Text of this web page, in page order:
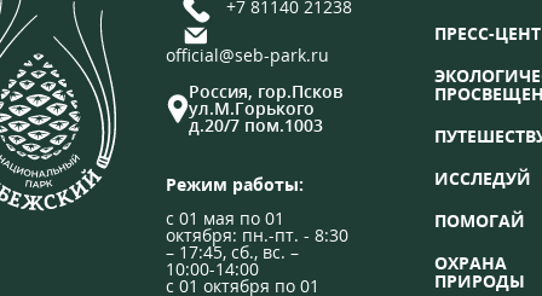
+7 81140 21238
official@seb-park.ru
Россия, гор.Псков
ул.М.Горького
д.20/7 пом.1003
Режим работы:
с 01 мая по 01
октября: пн.-пт. - 8:30
– 17:45, сб., вс. –
10:00-14:00
с 01 октября по 01
ПРЕСС-
ИССЛЕДУЙ
ПОМОГАЙ
ОХРАНА
ПРИРОДЫ